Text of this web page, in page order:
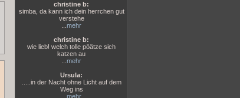
christine b:
simba, da kann ich dein herrchen gut
verstehe
mehr
christine b:
wie lieb! welch tolle pöätze sich
katzen au
mehr
Ursula:
.....in der Nacht ohne Licht auf dem
Weg ins
mehr